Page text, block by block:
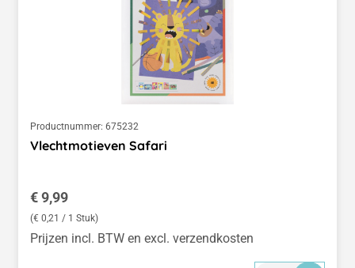
Productnummer: 675232
Vlechtmotieven Safari
Normale prijs:
€ 9,99
(€ 0,21 / 1 Stuk)
Prijzen incl. BTW en excl. verzendkosten